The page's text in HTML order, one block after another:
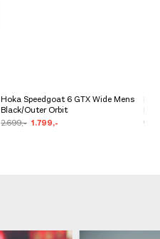
Hoka Speedgoat 6 GTX Wide Mens
Black/Outer Orbit
2.699,- 1.799,-